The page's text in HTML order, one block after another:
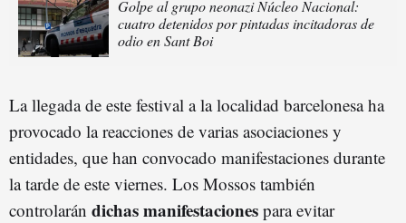
Golpe al grupo neonazi Núcleo Nacional:
cuatro detenidos por pintadas incitadoras de
odio en Sant Boi
La llegada de este festival a la localidad barcelonesa ha
provocado la reacciones de varias asociaciones y
entidades, que han convocado manifestaciones durante
la tarde de este viernes. Los Mossos también
controlarán dichas manifestaciones para evitar